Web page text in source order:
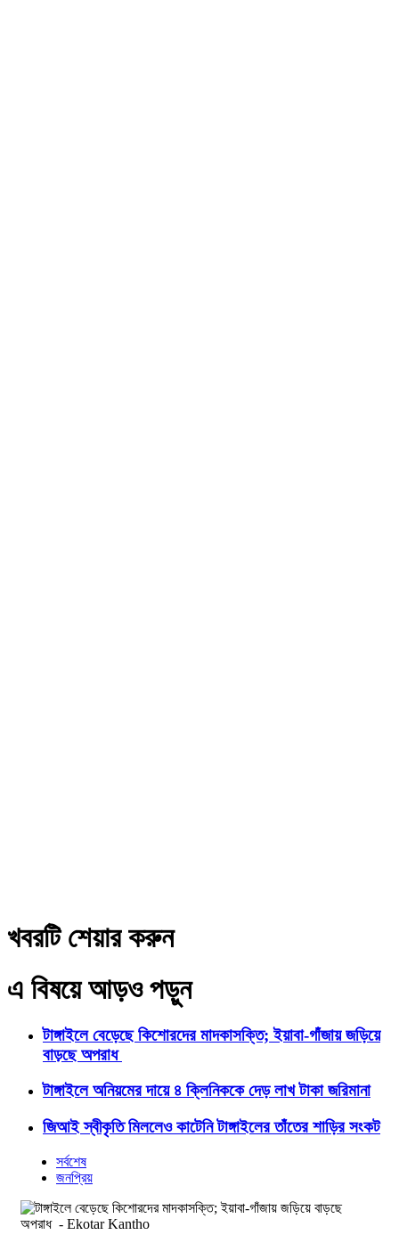
খবরটি শেয়ার করুন
এ বিষয়ে আড়ও পড়ুন
টাঙ্গাইলে বেড়েছে কিশোরদের মাদকাসক্তি; ইয়াবা-গাঁজায় জড়িয়ে
বাড়ছে অপরাধ
টাঙ্গাইলে অনিয়মের দায়ে ৪ ক্লিনিককে দেড় লাখ টাকা জরিমানা
জিআই স্বীকৃতি মিললেও কাটেনি টাঙ্গাইলের তাঁতের শাড়ির সংকট
সর্বশেষ
জনপ্রিয়